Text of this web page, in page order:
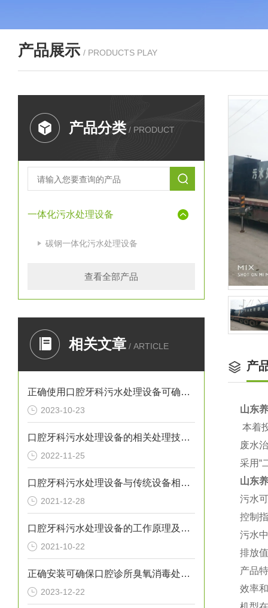
产品展示 / PRODUCTS PLAY
产品分类 / PRODUCT
一体化污水处理设备
碳钢一体化污水处理设备
查看全部产品
相关文章 / ARTICLE
正确使用口腔牙科污水处理设备可确保处理效果
2023-10-23
口腔牙科污水处理设备的相关处理技术介绍
2022-11-25
口腔牙科污水处理设备与传统设备相比的优势介绍
2021-12-28
口腔牙科污水处理设备的工作原理及出故障时需采取的措施介绍
2021-10-22
正确安装可确保口腔诊所臭氧消毒处理设备提供高效的消毒效果
2023-12-22
产
山东
本着
废水
采用“
山东
污水
控制
污水
排放
产品
效率